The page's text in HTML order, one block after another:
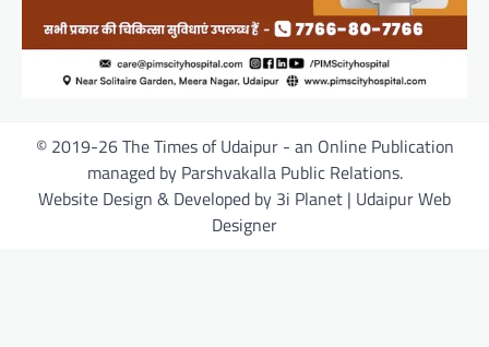
© 2019-26 The Times of Udaipur - an Online Publication
managed by Parshvakalla Public Relations.
Website Design & Developed by 3i Planet | Udaipur Web
Designer